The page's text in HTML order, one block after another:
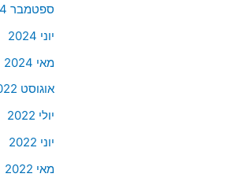
ספטמבר 2024
יוני 2024
מאי 2024
אוגוסט 2022
יולי 2022
יוני 2022
מאי 2022